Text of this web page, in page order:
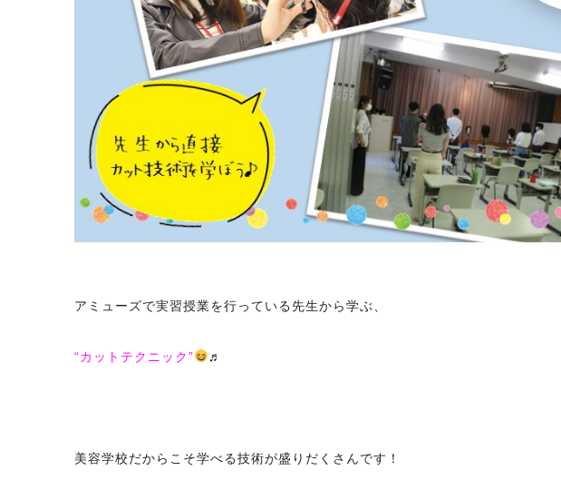
アミューズで実習授業を行っている先生から学ぶ、
“カットテクニック” ♬
美容学校だからこそ学べる技術が盛りだくさんです！